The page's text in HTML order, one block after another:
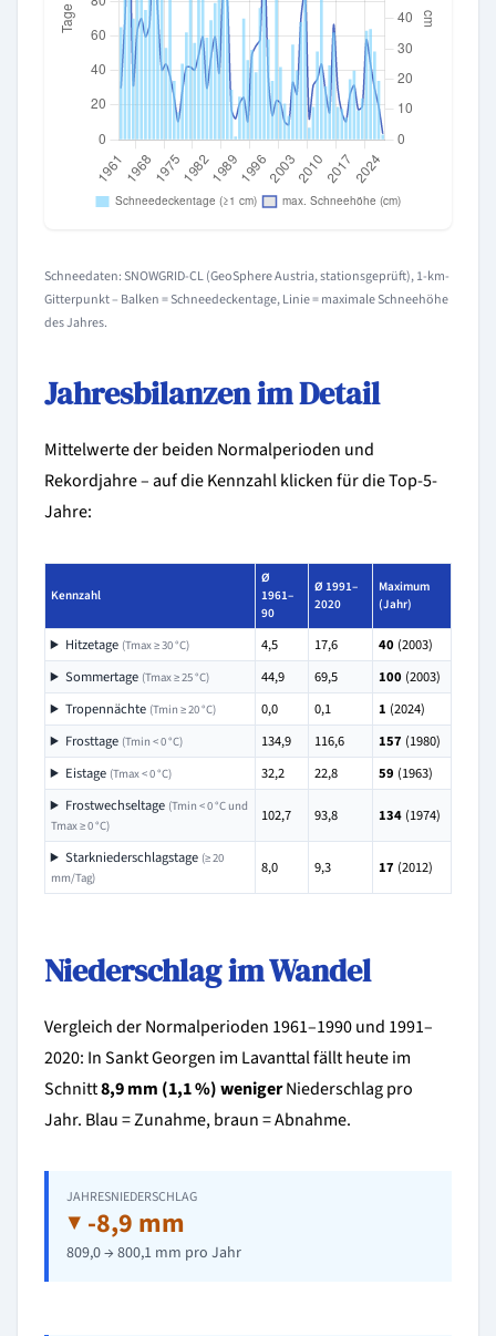
Schneedaten: SNOWGRID-CL (GeoSphere Austria, stationsgeprüft), 1-km-
Gitterpunkt – Balken = Schneedeckentage, Linie = maximale Schneehöhe
des Jahres.
Jahresbilanzen im Detail
Mittelwerte der beiden Normalperioden und
Rekordjahre – auf die Kennzahl klicken für die Top-5-
Jahre:
Kennzahl
Ø
1961–
90
Ø 1991–
2020
Maximum
(Jahr)
Hitzetage (Tmax ≥ 30 °C) 4,5 17,6 40(2003)
Sommertage (Tmax ≥ 25 °C) 44,9 69,5 100(2003)
Tropennächte (Tmin ≥ 20 °C) 0,0 0,1 1 (2024)
Frosttage (Tmin < 0 °C) 134,9 116,6 157 (1980)
Eistage (Tmax < 0 °C) 32,2 22,8 59 (1963)
Frostwechseltage (Tmin < 0 °C und
Tmax ≥ 0 °C)
102,7 93,8 134(1974)
Starkniederschlagstage (≥ 20
mm/Tag)
8,0 9,3 17 (2012)
Niederschlag im Wandel
Vergleich der Normalperioden 1961–1990 und 1991–
2020: In Sankt Georgen im Lavanttal fällt heute im
Schnitt8,9 mm (1,1 %) wenigerNiederschlag pro
Jahr. Blau = Zunahme, braun = Abnahme.
JAHRESNIEDERSCHLAG
▼ -8,9 mm
809,0 → 800,1 mm pro Jahr